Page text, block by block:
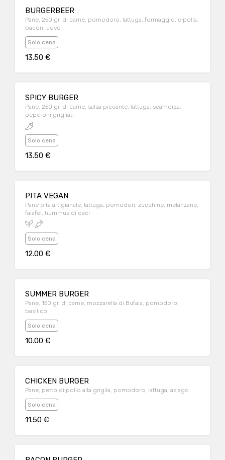
BURGERBEER
Pane, 250 gr. di carne, pomodoro, lattuga, formaggio, cipolla,
bacon, uovo
Solo cena
13.50 €
SPICY BURGER
Pane, 250 gr. di carne, salsa piccante, lattuga, scamorza,
peperoni grigliati
Solo cena
13.50 €
PITA VEGAN
Pane pita artigianale, lattuga, pomodori, zucchine, melanzane,
falafel, hummus di ceci
Solo cena
12.00 €
SUMMER BURGER
Pane, 150 gr. di carne, mozzarella di Bufala, pomodoro,
basilico
Solo cena
10.00 €
CHICKEN BURGER
Pane, petto di pollo alla griglia, pomodoro, lattuga, asiago
Solo cena
11.50 €